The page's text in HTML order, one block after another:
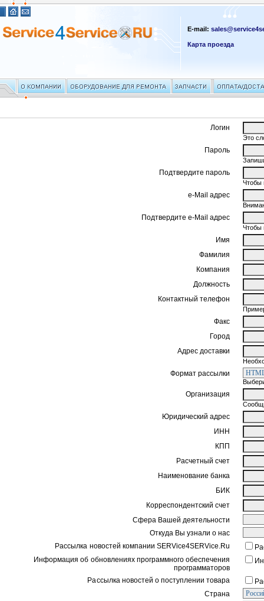
E-mail:
Карта проезда
Логин
Это
Пароль
Подтвердите пароль
Чтобы
e-Mail адрес
Подтвердите e-Mail адрес
Чтобы
Имя
Фамилия
Компания
Должность
Контактный телефон
Факс
Город
Адрес доставки
Формат рассылки
Организация
Юридический адрес
ИНН
КПП
Расчетный счет
Наименование банка
БИК
Корреспондентский счет
Сфера Вашей деятельности
Откуда Вы узнали о нас
Рассылка новостей компании SERVice4SERVice.Ru
Информация об обновлениях программного обеспечения
программаторов
Рассылка новостей о поступлении товара
Страна